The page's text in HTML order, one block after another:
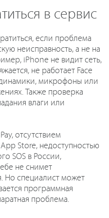
в сервис
если проблема
неисправность, а не на
iPhone не видит сеть,
не работает Face
микрофоны или
Также проверка
влаги или
отсутствием
Store, недоступностью
SOS в России,
не снимет
Но специалист может
программная
проблема.